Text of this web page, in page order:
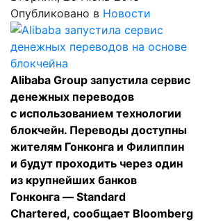
Опубликовано в Новости
Alibaba Group запустила сервис
денежных переводов
с использованием технологии
блокчейн. Переводы доступны
жителям Гонконга и Филиппин
и будут проходить через один
из крупнейших банков
Гонконга — Standard
Chartered, сообщает Вloomberg